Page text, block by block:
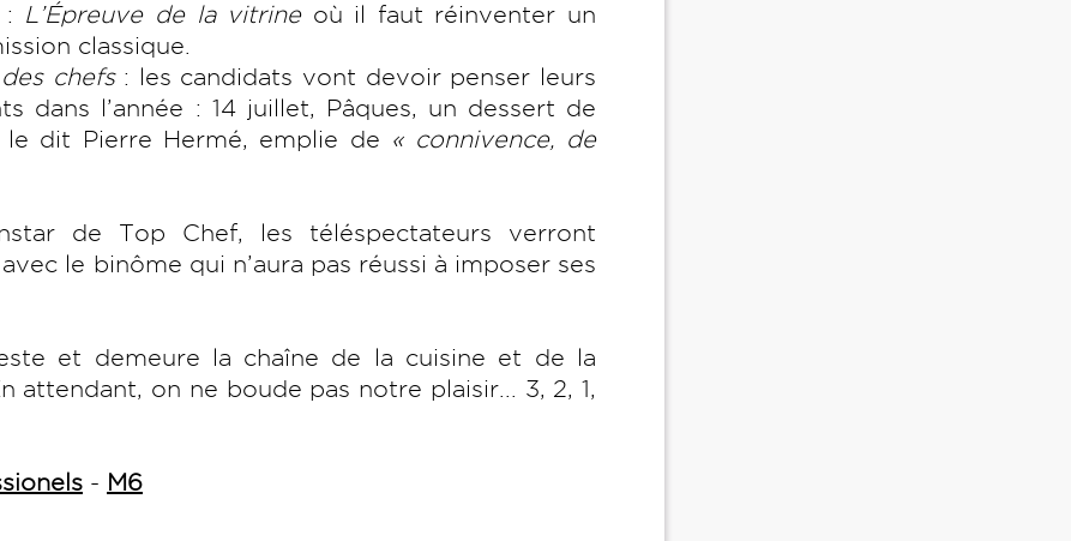
L’Épreuve de la vitrineoù il faut réinventer un
classique.
chefs: les candidats vont devoir penser leurs
dans l’année : 14 juillet, Pâques, un dessert de
le dit Pierre Hermé, emplie de « connivence, de
de Top Chef, les téléspectateurs verront
le binôme qui n’aura pas réussi à imposer ses
et demeure la chaîne de la cuisine et de la
attendant, on ne boude pas notre plaisir... 3, 2, 1,
- M6